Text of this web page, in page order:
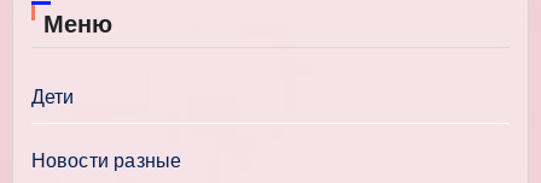
Меню
Дети
Новости разные